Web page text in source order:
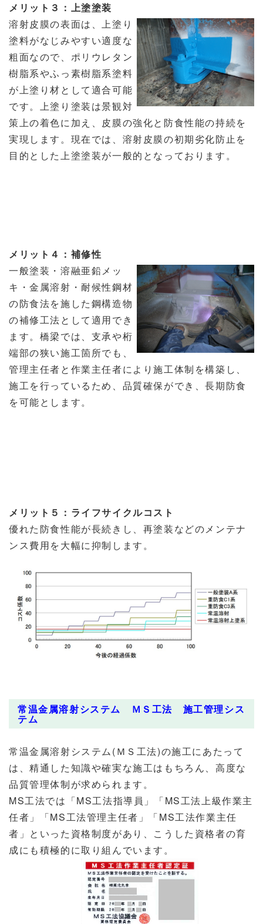
メリット３：上塗塗装
溶射皮膜の表面は、上塗り
塗料がなじみやすい適度な
粗面なので、ポリウレタン
樹脂系やふっ素樹脂系塗料
が上塗り材として適合可能
です。上塗り塗装は景観対
策上の着色に加え、皮膜の強化と防食性能の持続を
実現します。現在では、溶射皮膜の初期劣化防止を
目的とした上塗塗装が一般的となっております。
メリット４：補修性
一般塗装・溶融亜鉛メッ
キ・金属溶射・耐候性鋼材
の防食法を施した鋼構造物
の補修工法として適用でき
ます。橋梁では、支承や桁
端部の狭い施工箇所でも、
管理主任者と作業主任者により施工体制を構築し、
施工を行っているため、品質確保ができ、長期防食
を可能とします。
メリット５：ライフサイクルコスト
優れた防食性能が長続きし、再塗装などのメンテナ
ンス費用を大幅に抑制します。
常温金属溶射システム ＭＳ工法 施工管理シス
テム
常温金属溶射システム(ＭＳ工法)の施工にあたって
は、精通した知識や確実な施工はもちろん、高度な
品質管理体制が求められます。
MS工法では「MS工法指導員」「MS工法上級作業主
任者」「MS工法管理主任者」「MS工法作業主任
者」といった資格制度があり、こうした資格者の育
成にも積極的に取り組んでいます。